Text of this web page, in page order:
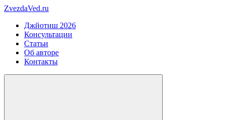
ZvezdaVed.ru
Джйотиш 2026
Консультации
Статьи
Об авторе
Контакты